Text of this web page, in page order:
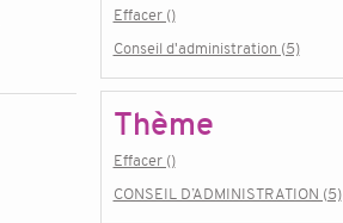
Effacer ()
Conseil d'administration (5)
Thème
Effacer ()
CONSEIL D’ADMINISTRATION (5)